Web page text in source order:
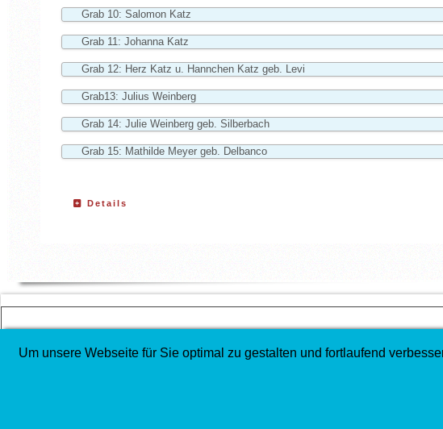
©Gesellschaft für Christlich-Jüdische Zusammenarbeit in Lippe e. V.
Grab 10: Salomon Katz
Grab 11: Johanna Katz
Grab 12: Herz Katz u. Hannchen Katz geb. Levi
Grab13: Julius Weinberg
Grab 14: Julie Weinberg geb. Silberbach
Grab 15: Mathilde Meyer geb. Delbanco
Details
Um unsere Webseite für Sie optimal zu gestalten und fortlaufend